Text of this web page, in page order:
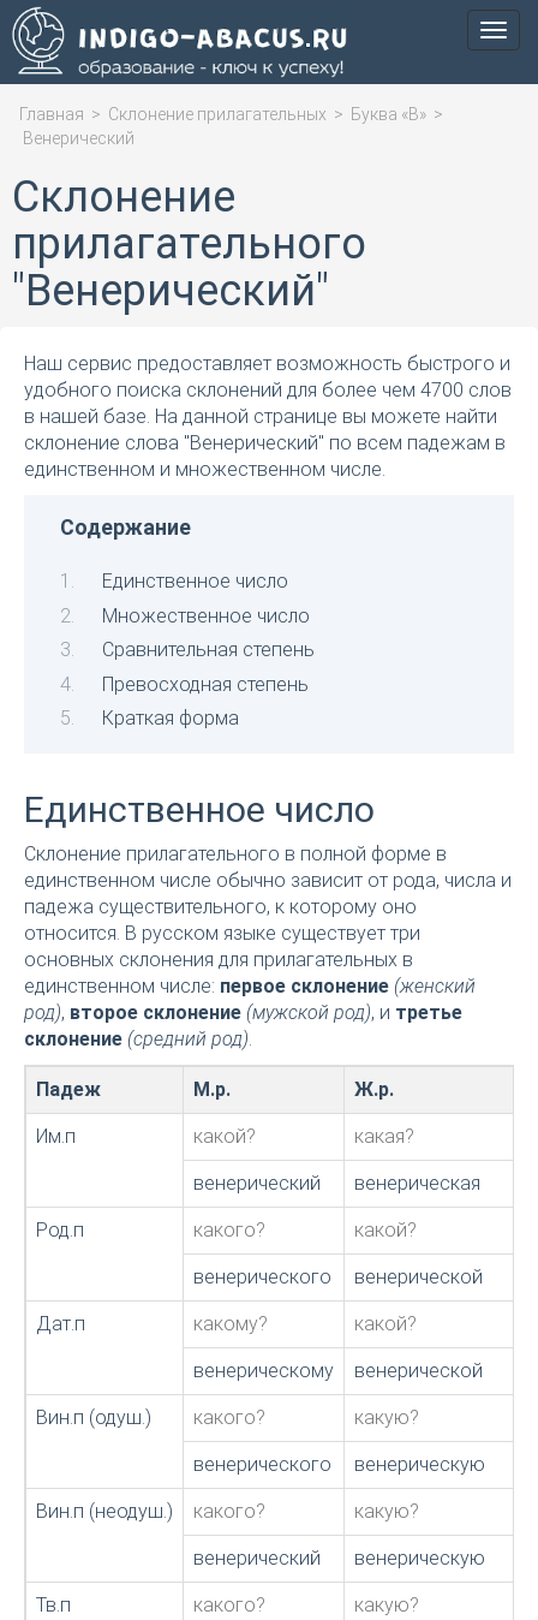
Меню
Главная > Склонение прилагательных > Буква «В» >
Венерический
Склонение
прилагательного
"Венерический"
Наш сервис предоставляет возможность быстрого и
удобного поиска склонений для более чем 4700 слов
в нашей базе. На данной странице вы можете найти
склонение слова "Венерический" по всем падежам в
единственном и множественном числе.
Содержание
Единственное число
Множественное число
Сравнительная степень
Превосходная степень
Краткая форма
Единственное число
Склонение прилагательного в полной форме в
единственном числе обычно зависит от рода, числа и
падежа существительного, к которому оно
относится. В русском языке существует три
основных склонения для прилагательных в
единственном числе: первое склонение (женский
род), второе склонение (мужской род), и третье
склонение (средний род).
Падеж М.р. Ж.р.
Им.п какой? какая?
венерический венерическая
Род.п какого? какой?
венерического венерической
Дат.п какому? какой?
венерическому венерической
Вин.п (одуш.) какого? какую?
венерического венерическую
Вин.п (неодуш.) какого? какую?
венерический венерическую
Тв.п какого? какую?